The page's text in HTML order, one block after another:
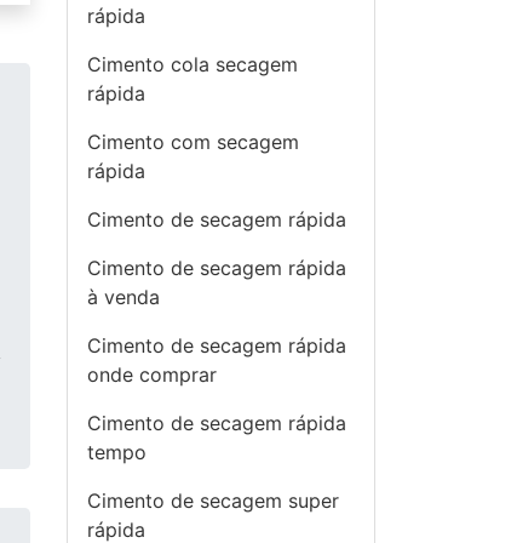
rápida
Cimento cola secagem
rápida
Cimento com secagem
rápida
Cimento de secagem rápida
Cimento de secagem rápida
à venda
Cimento de secagem rápida
onde comprar
Cimento de secagem rápida
tempo
Cimento de secagem super
rápida